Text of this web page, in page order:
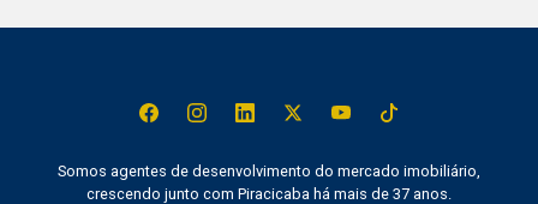
Somos agentes de desenvolvimento do mercado imobiliário,
crescendo junto com Piracicaba há mais de 37 anos.